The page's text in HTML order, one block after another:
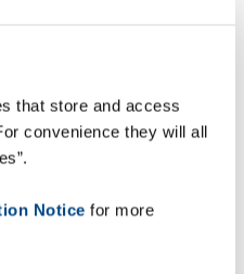
that store and access
convenience they will all
Notice for more
interaktion og
der vil uddanne,
dig til at
i en digital